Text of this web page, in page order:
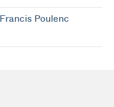
Francis Poulenc